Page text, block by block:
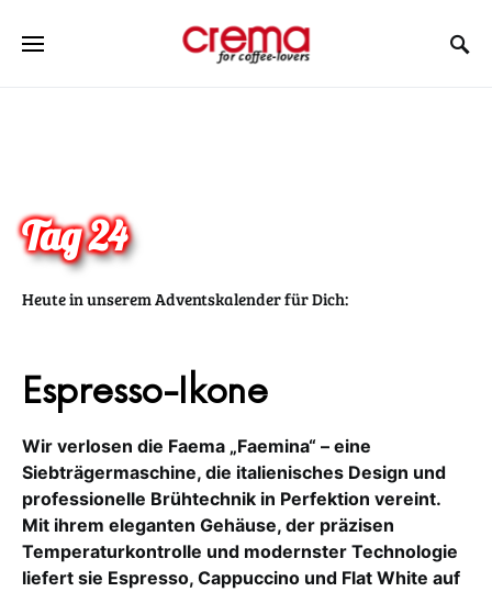
Tag 24
Heute in unserem Adventskalender für Dich:
Espresso-Ikone
Wir verlosen die Faema „Faemina“ – eine
Siebträgermaschine, die italienisches Design und
professionelle Brühtechnik in Perfektion vereint.
Mit ihrem eleganten Gehäuse, der präzisen
Temperaturkontrolle und modernster Technologie
liefert sie Espresso, Cappuccino und Flat White auf